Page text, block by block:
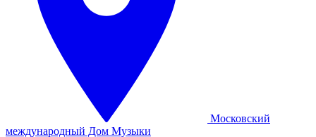
Московский
международный Дом Музыки